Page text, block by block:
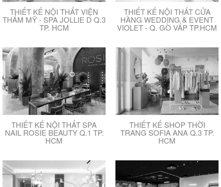
THIẾT KẾ NỘI THẤT VIỆN
THẨM MỸ - SPA JOLLIE D Q.3
TP. HCM
THIẾT KẾ NỘI THẤT CỬA
HÀNG WEDDING & EVENT
VIOLET - Q. GÒ VẤP TP.HCM
THIẾT KẾ NỘI THẤT SPA
NAIL ROSIE BEAUTY Q.1 TP.
HCM
THIẾT KẾ SHOP THỜI
TRANG SOFIA ANA Q.3 TP.
HCM